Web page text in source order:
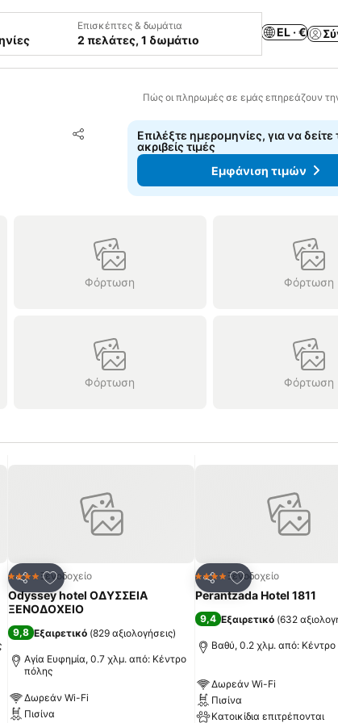
Επισκέπτες & δωμάτια
2 πελάτες, 1 δωμάτιο
EL · €
Πώς οι πληρωμές σε εμάς επηρεάζουν
Κοινοποίηση
Προσθήκη στα αγαπημένα
Επιλέξτε ημερομηνίες, για να δείτε
ακριβείς τιμές
Εμφάνιση τιμών
Φόρτωση Φόρτωση
Φόρτωση Φόρτωση
Κοινοποίηση
Προσθήκη στα αγαπημένα
4 ΑστέριαΞενοδοχείο
Odyssey hotel ΟΔΥΣΣΕΙΑ
ΞΕΝΟΔΟΧΕΙΟ
9,8 Εξαιρετικό (829 αξιολογήσεις)
Αγία Ευφημία, 0.7 χλμ. από: Κέντρο
πόλης
Δωρεάν Wi-Fi
Πισίνα
Κοινοποίηση
Προσθήκη στα
4 ΑστέριαΞενοδοχείο
Perantzada Hotel 1811
9,4 Εξαιρετικό (632
Βαθύ, 0.2 χλμ. από: Κέντρο
Δωρεάν Wi-Fi
Πισίνα
Κατοικίδια επιτρέπονται